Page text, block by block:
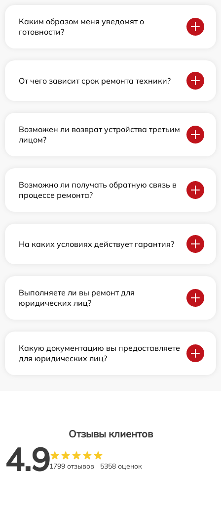
Каким образом меня уведомят о
готовности?
От чего зависит срок ремонта техники?
Возможен ли возврат устройства третьим
лицом?
Возможно ли получать обратную связь в
процессе ремонта?
На каких условиях действует гарантия?
Выполняете ли вы ремонт для
юридических лиц?
Какую документацию вы предоставляете
для юридических лиц?
Отзывы клиентов
4.91799 отзывов 5358 оценок